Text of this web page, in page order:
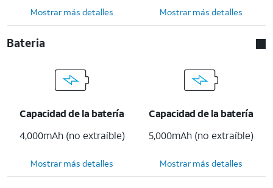
Mostrar más detalles Mostrar más detalles
Bateria
Capacidad de la batería
4,000mAh (no extraíble)
Capacidad de la batería
5,000mAh (no extraíble)
Mostrar más detalles Mostrar más detalles